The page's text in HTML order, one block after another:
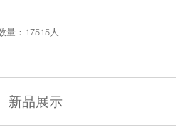
：17515人
新品展示